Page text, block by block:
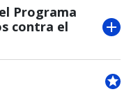
Programa
contra el